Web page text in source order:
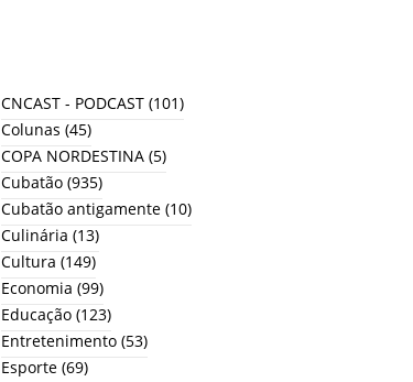
CNCAST - PODCAST (101)
Colunas (45)
COPA NORDESTINA (5)
Cubatão (935)
Cubatão antigamente (10)
Culinária (13)
Cultura (149)
Economia (99)
Educação (123)
Entretenimento (53)
Esporte (69)